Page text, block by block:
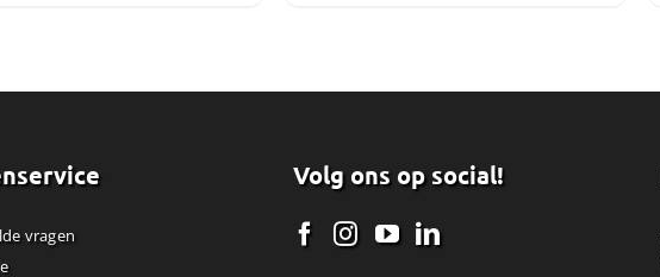
vragen
Volg ons op social!